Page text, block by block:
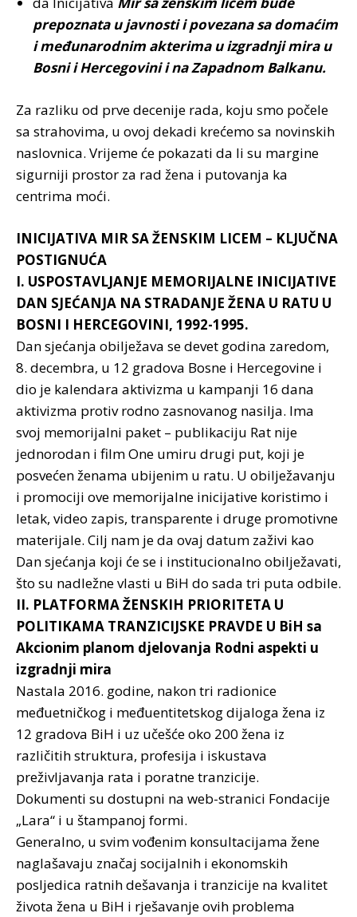
prepoznata u javnosti i povezana sa domaćim
i međunarodnim akterima u izgradnji mira u
Bosni i Hercegovini i na Zapadnom Balkanu.
Za razliku od prve decenije rada, koju smo počele
sa strahovima, u ovoj dekadi krećemo sa novinskih
naslovnica. Vrijeme će pokazati da li su margine
sigurniji prostor za rad žena i putovanja ka
centrima moći.
INICIJATIVA MIR SA ŽENSKIM LICEM – KLJUČNA
POSTIGNUĆA
I. USPOSTAVLJANJE MEMORIJALNE INICIJATIVE
DAN SJEĆANJA NA STRADANJE ŽENA U RATU U
BOSNI I HERCEGOVINI, 1992-1995.
Dan sjećanja obilježava se devet godina zaredom,
8. decembra, u 12 gradova Bosne i Hercegovine i
dio je kalendara aktivizma u kampanji 16 dana
aktivizma protiv rodno zasnovanog nasilja. Ima
svoj memorijalni paket – publikaciju Rat nije
jednorodan i film One umiru drugi put, koji je
posvećen ženama ubijenim u ratu. U obilježavanju
i promociji ove memorijalne inicijative koristimo i
letak, video zapis, transparente i druge promotivne
materijale. Cilj nam je da ovaj datum zaživi kao
Dan sjećanja koji će se i institucionalno obilježavati,
što su nadležne vlasti u BiH do sada tri puta odbile.
II. PLATFORMA ŽENSKIH PRIORITETA U
POLITIKAMA TRANZICIJSKE PRAVDE U BiH sa
Akcionim planom djelovanja Rodni aspekti u
izgradnji mira
Nastala 2016. godine, nakon tri radionice
međuetničkog i međuentitetskog dijaloga žena iz
12 gradova BiH i uz učešće oko 200 žena iz
različitih struktura, profesija i iskustava
preživljavanja rata i poratne tranzicije.
Dokumenti su dostupni na web-stranici Fondacije
„Lara“ i u štampanoj formi.
Generalno, u svim vođenim konsultacijama žene
naglašavaju značaj socijalnih i ekonomskih
posljedica ratnih dešavanja i tranzicije na kvalitet
života žena u BiH i rješavanje ovih problema